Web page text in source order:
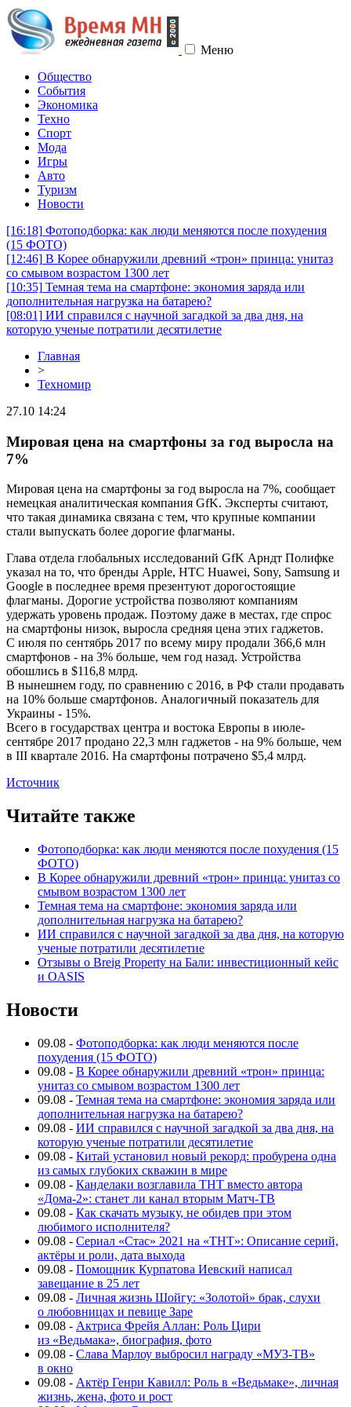
Меню
Общество
События
Экономика
Техно
Спорт
Мода
Игры
Авто
Туризм
Новости
[16:18] Фотоподборка: как люди меняются после похудения
(15 ФОТО)
[12:46] В Корее обнаружили древний «трон» принца: унитаз
со смывом возрастом 1300 лет
[10:35] Темная тема на смартфоне: экономия заряда или
дополнительная нагрузка на батарею?
[08:01] ИИ справился с научной загадкой за два дня, на
которую ученые потратили десятилетие
Главная
>
Техномир
27.10 14:24
Мировая цена на смартфоны за год выросла на
7%
Мировая цена на смартфоны за год выросла на 7%, сообщает
немецкая аналитическая компания GfK. Эксперты считают,
что такая динамика связана с тем, что крупные компании
стали выпускать более дорогие флагманы.
Глава отдела глобальных исследований GfK Арндт Полифке
указал на то, что бренды Apple, HTC Huawei, Sony, Samsung и
Google в последнее время презентуют дорогостоящие
флагманы. Дорогие устройства позволяют компаниям
удержать уровень продаж. Поэтому даже в местах, где спрос
на смартфоны низок, выросла средняя цена этих гаджетов.
С июля по сентябрь 2017 по всему миру продали 366,6 млн
смартфонов - на 3% больше, чем год назад. Устройства
обошлись в $116,8 млрд.
В нынешнем году, по сравнению с 2016, в РФ стали продавать
на 10% больше смартфонов. Аналогичный показатель для
Украины - 15%.
Всего в государствах центра и востока Европы в июле-
сентябре 2017 продано 22,3 млн гаджетов - на 9% больше, чем
в III квартале 2016. На смартфоны потрачено $5,4 млрд.
Источник
Читайте также
Фотоподборка: как люди меняются после похудения (15
ФОТО)
В Корее обнаружили древний «трон» принца: унитаз со
смывом возрастом 1300 лет
Темная тема на смартфоне: экономия заряда или
дополнительная нагрузка на батарею?
ИИ справился с научной загадкой за два дня, на которую
ученые потратили десятилетие
Отзывы о Breig Property на Бали: инвестиционный кейс
и OASIS
Новости
09.08 - Фотоподборка: как люди меняются после
похудения (15 ФОТО)
09.08 - В Корее обнаружили древний «трон» принца:
унитаз со смывом возрастом 1300 лет
09.08 - Темная тема на смартфоне: экономия заряда или
дополнительная нагрузка на батарею?
09.08 - ИИ справился с научной загадкой за два дня, на
которую ученые потратили десятилетие
09.08 - Китай установил новый рекорд: пробурена одна
из самых глубоких скважин в мире
09.08 - Канделаки возглавила ТНТ вместо автора
«Дома-2»: станет ли канал вторым Матч-ТВ
09.08 - Как скачать музыку, не обидев при этом
любимого исполнителя?
09.08 - Сериал «Стас» 2021 на «ТНТ»: Описание серий,
актёры и роли, дата выхода
09.08 - Помощник Курпатова Иевский написал
завещание в 25 лет
09.08 - Личная жизнь Шойгу: «Золотой» брак, слухи
о любовницах и певице Заре
09.08 - Актриса Фрейя Аллан: Роль Цири
из «Ведьмака», биография, фото
09.08 - Слава Марлоу выбросил награду «МУЗ-ТВ»
в окно
09.08 - Актёр Генри Кавилл: Роль в «Ведьмаке», личная
жизнь, жена, фото и рост